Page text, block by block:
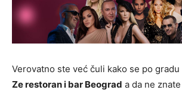
Verovatno ste već čuli kako se po
Ze restoran i bar Beograd a da ne